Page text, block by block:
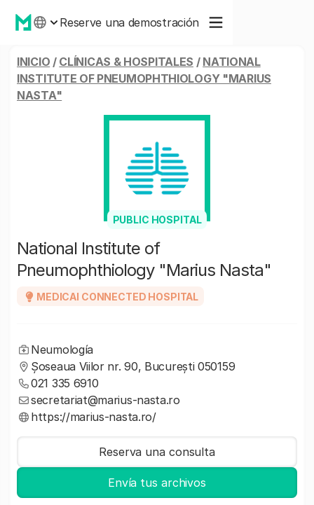
Reserve una demostración
INICIO / CLÍNICAS & HOSPITALES / NATIONAL
INSTITUTE OF PNEUMOPHTHIOLOGY "MARIUS
NASTA"
PUBLIC HOSPITAL
National Institute of
Pneumophthiology "Marius Nasta"
MEDICAI CONNECTED HOSPITAL
Neumología
Șoseaua Viilor nr. 90, București 050159
021 335 6910
secretariat@marius-nasta.ro
https://marius-nasta.ro/
Reserva una consulta
Envía tus archivos